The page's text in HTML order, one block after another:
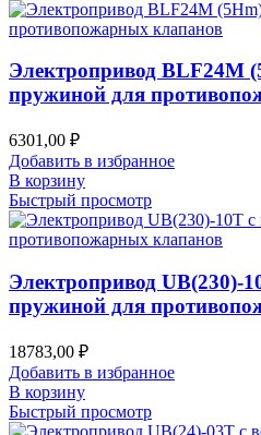
Электропривод BLF24M
пружиной для
6301,00 ₽
Добавить в избранное
В корзину
Быстрый просмотр
Электропривод UB(230)-
пружиной для
18783,00 ₽
Добавить в избранное
В корзину
Быстрый просмотр